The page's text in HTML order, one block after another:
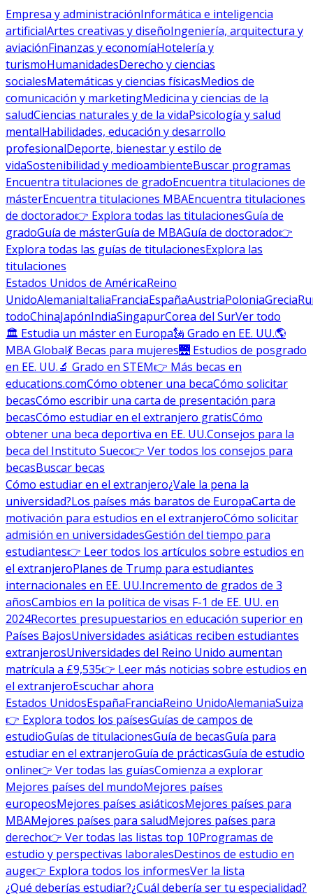
Empresa y administraciónInformática e inteligencia
artificialArtes creativas y diseñoIngeniería, arquitectura y
aviaciónFinanzas y economíaHotelería y
turismoHumanidadesDerecho y ciencias
socialesMatemáticas y ciencias físicasMedios de
comunicación y marketingMedicina y ciencias de la
saludCiencias naturales y de la vidaPsicología y salud
mentalHabilidades, educación y desarrollo
profesionalDeporte, bienestar y estilo de
vidaSostenibilidad y medioambienteBuscar programas
Encuentra titulaciones de gradoEncuentra titulaciones de
másterEncuentra titulaciones MBAEncuentra titulaciones
de doctorado👉 Explora todas las titulacionesGuía de
gradoGuía de másterGuía de MBAGuía de doctorado👉
Explora todas las guías de titulacionesExplora las
titulaciones
Estados Unidos de AméricaReino
UnidoAlemaniaItaliaFranciaEspañaAustriaPoloniaGrecia
todoChinaJapónIndiaSingapurCorea del SurVer todo
🏛 Estudia un máster en Europa🗽 Grado en EE. UU.🌎
MBA Global💃 Becas para mujeres🌉 Estudios de posgrado
en EE. UU.🔬 Grado en STEM👉 Más becas en
educations.comCómo obtener una becaCómo solicitar
becasCómo escribir una carta de presentación para
becasCómo estudiar en el extranjero gratisCómo
obtener una beca deportiva en EE. UU.Consejos para la
beca del Instituto Sueco👉 Ver todos los consejos para
becasBuscar becas
Cómo estudiar en el extranjero¿Vale la pena la
universidad?Los países más baratos de EuropaCarta de
motivación para estudios en el extranjeroCómo solicitar
admisión en universidadesGestión del tiempo para
estudiantes👉 Leer todos los artículos sobre estudios en
el extranjeroPlanes de Trump para estudiantes
internacionales en EE. UU.Incremento de grados de 3
añosCambios en la política de visas F-1 de EE. UU. en
2024Recortes presupuestarios en educación superior en
Países BajosUniversidades asiáticas reciben estudiantes
extranjerosUniversidades del Reino Unido aumentan
matrícula a £9,535👉 Leer más noticias sobre estudios en
el extranjeroEscuchar ahora
Estados UnidosEspañaFranciaReino UnidoAlemaniaSuiza
👉 Explora todos los paísesGuías de campos de
estudioGuías de titulacionesGuía de becasGuía para
estudiar en el extranjeroGuía de prácticasGuía de estudio
online👉 Ver todas las guíasComienza a explorar
Mejores países del mundoMejores países
europeosMejores países asiáticosMejores países para
MBAMejores países para saludMejores países para
derecho👉 Ver todas las listas top 10Programas de
estudio y perspectivas laboralesDestinos de estudio en
auge👉 Explora todos los informesVer la lista
¿Qué deberías estudiar?¿Cuál debería ser tu especialidad?